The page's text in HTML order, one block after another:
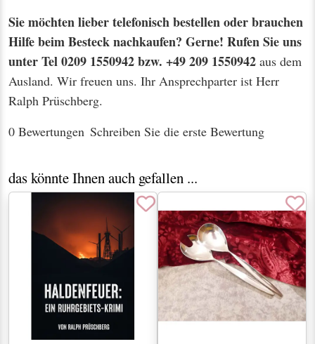
Sie möchten lieber telefonisch bestellen oder brauchen
Hilfe beim Besteck nachkaufen? Gerne! Rufen Sie uns
unter Tel 0209 1550942 bzw. +49 209 1550942 aus dem
Ausland. Wir freuen uns. Ihr Ansprechparter ist Herr
Ralph Prüschberg.
0 Bewertungen Schreiben Sie die erste Bewertung
das könnte Ihnen auch gefallen ...